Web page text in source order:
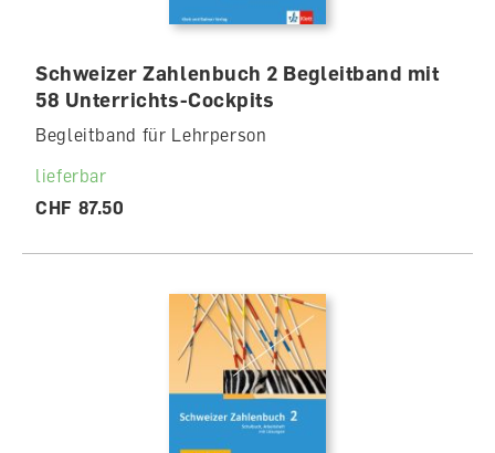
Schweizer Zahlenbuch 2 Begleitband mit
58 Unterrichts-Cockpits
Begleitband für Lehrperson
lieferbar
CHF 87.50